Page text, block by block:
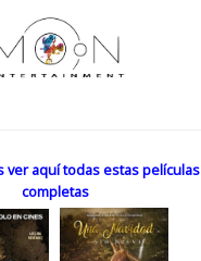
ver aquí todas estas películas
completas